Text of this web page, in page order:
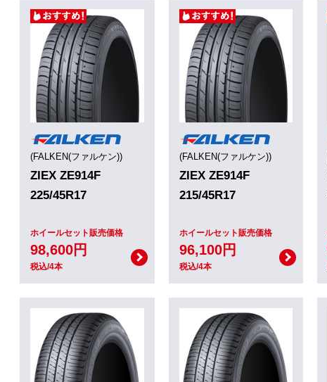
(FALKEN(ファルケン))
ZIEX ZE914F
225/45R17
ホイールセット販売価格
98,600円
税込/4本
(FALKEN(ファルケン))
ZIEX ZE914F
215/45R17
ホイールセット販売価格
96,100円
税込/4本